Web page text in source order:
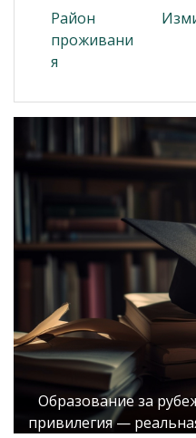
Район
проживани
я
Образование за
привилегия —